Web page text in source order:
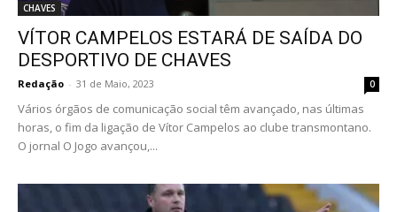
CHAVES
VÍTOR CAMPELOS ESTARÁ DE SAÍDA DO
DESPORTIVO DE CHAVES
Redação - 31 de Maio, 2023 0
Vários órgãos de comunicação social têm avançado, nas últimas
horas, o fim da ligação de Vítor Campelos ao clube transmontano.
O jornal O Jogo avançou,...